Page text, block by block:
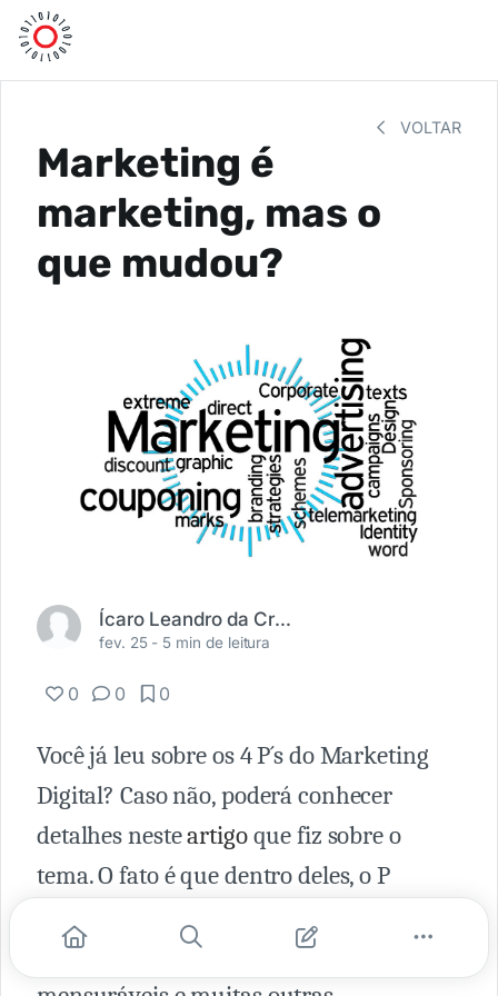
VOLTAR
Marketing é
marketing, mas o
que mudou?
Ícaro Leandro da Cruz Santos
fev. 25 - 5 min de leitura
0 0 0
Você já leu sobre os 4 P´s do Marketing
Digital? Caso não, poderá conhecer
detalhes nesteartigoque fiz sobre o
tema. O fato é que dentro deles, o P
estratégias com conteúdo interativos,